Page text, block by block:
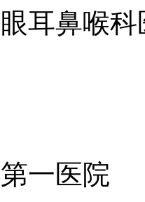
耳鼻喉科
一医院